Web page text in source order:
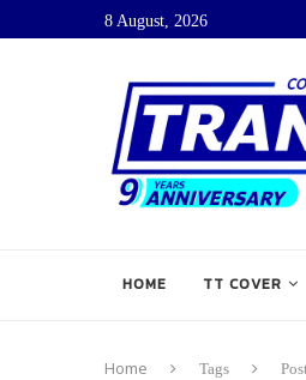
8 August, 2026
HOME TT COVER
Home Tags